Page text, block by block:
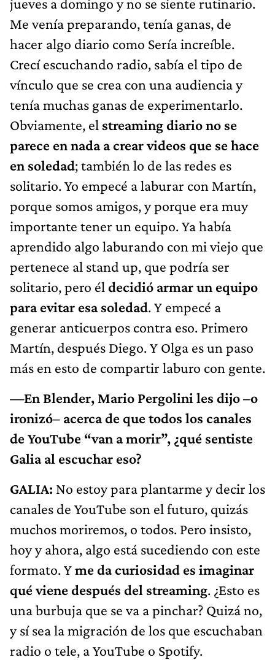
jueves a domingo y no se siente rutinario.
Me venía preparando, tenía ganas, de
hacer algo diario como Sería increíble.
Crecí escuchando radio, sabía el tipo de
vínculo que se crea con una audiencia y
tenía muchas ganas de experimentarlo.
Obviamente, el streaming diario no se
parece en nada a crear videos que se hace
en soledad; también lo de las redes es
solitario. Yo empecé a laburar con Martín,
porque somos amigos, y porque era muy
importante tener un equipo. Ya había
aprendido algo laburando con mi viejo que
pertenece al stand up, que podría ser
solitario, pero él decidió armar un equipo
para evitar esa soledad. Y empecé a
generar anticuerpos contra eso. Primero
Martín, después Diego. Y Olga es un paso
más en esto de compartir laburo con gente.
—En Blender, Mario Pergolini les dijo –o
ironizó– acerca de que todos los canales
de YouTube “van a morir”, ¿qué sentiste
Galia al escuchar eso?
GALIA: No estoy para plantarme y decir los
canales de YouTube son el futuro, quizás
muchos moriremos, o todos. Pero insisto,
hoy y ahora, algo está sucediendo con este
formato. Yme da curiosidad es imaginar
qué viene después del streaming. ¿Esto es
una burbuja que se va a pinchar? Quizá no,
y sí sea la migración de los que escuchaban
radio o tele, a YouTube o Spotify.